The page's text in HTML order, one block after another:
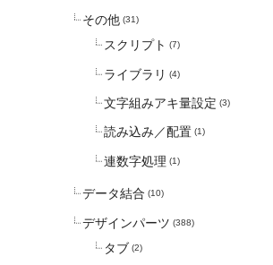
その他 (31)
スクリプト (7)
ライブラリ (4)
文字組みアキ量設定 (3)
読み込み／配置 (1)
連数字処理 (1)
データ結合 (10)
デザインパーツ (388)
タブ (2)